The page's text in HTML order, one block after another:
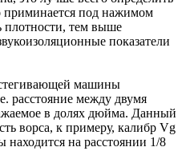
приминается под нажимом
плотности, тем выше
показатели
машины
расстояние между двумя
в долях дюйма. Данный
ворса, к примеру, калибр Vg
находится на расстоянии 1/8